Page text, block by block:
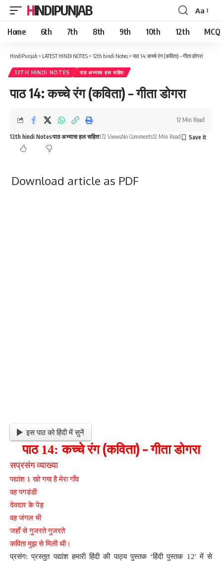
HINDIPUNJAB
Font
Resizer
Aa
Home 6th 7th 8th 9th 10th 12th MCQ
HindiPunjab > LATEST HINDI NOTES > 12th hindi Notes > पाठ 14: कच्चे रंग (कविता) – गीता डोगरा
12TH HINDI NOTES पाठ अभ्यास हल सहित
पाठ 14: कच्चे रंग (कविता) – गीता डोगरा
12th hindi Notesपाठ अभ्यास हल सहित172 ViewsNo Comments12 Min Read
12 Min Read
Download article as PDF
इस पाठ को हिंदी में सुनें
पाठ 14:कच्चे रंग(कविता) –गीता डोगरा
सप्रसंग व्याख्या
पद्यांश 1 खो गया है मेरा गाँव
वह पगडंडी
देवदार के पेड़
वह जंगल भी
जहाँ से गुजरते गुजरते
कविता मुझ से मिली थी।
प्रसंग: प्रस्तुत पद्यांश हमारी हिंदी की पाठ्य पुस्तक ‘हिंदी पुस्तक 12′में से